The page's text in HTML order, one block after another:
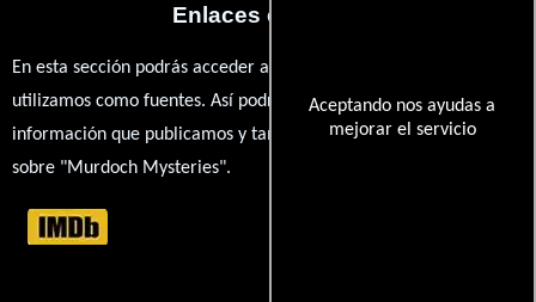
Aceptando nos ayudas a
mejorar el servicio
Enlaces externos
En esta sección podrás acceder a los recursos externos que
utilizamos como fuentes. Así podrás chequear toda la
información que publicamos y también ampliar tu conocimiento
sobre "Murdoch Mysteries".